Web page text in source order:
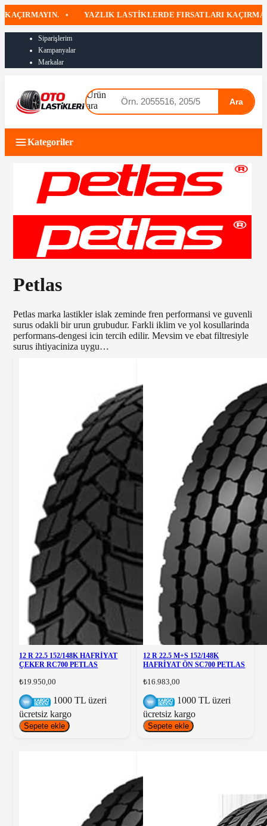
• YAZLIK LASTIKLERDE FIRSATLARI KAÇIRMAYIN •
Siparişlerim
Kampanyalar
Markalar
Ürün
ara
Ara
Kategoriler
Petlas
Petlas marka lastikler islak zeminde fren performansi ve guvenli
surus odakli bir urun grubudur. Farkli iklim ve yol kosullarinda
performans-dengesi icin tercih edilir. Mevsim ve ebat filtresiyle
surus ihtiyaciniza uygu…
12 R 22.5 152/148K HAFRİYAT
ÇEKER RC700 PETLAS
₺19.950,00
1000 TL üzeri
ücretsiz kargo
Sepete ekle
12 R 22.5 M+S 152/148K
HAFRİYAT ÖN SC700 PETLAS
₺16.983,00
1000 TL üzeri
ücretsiz kargo
Sepete ekle